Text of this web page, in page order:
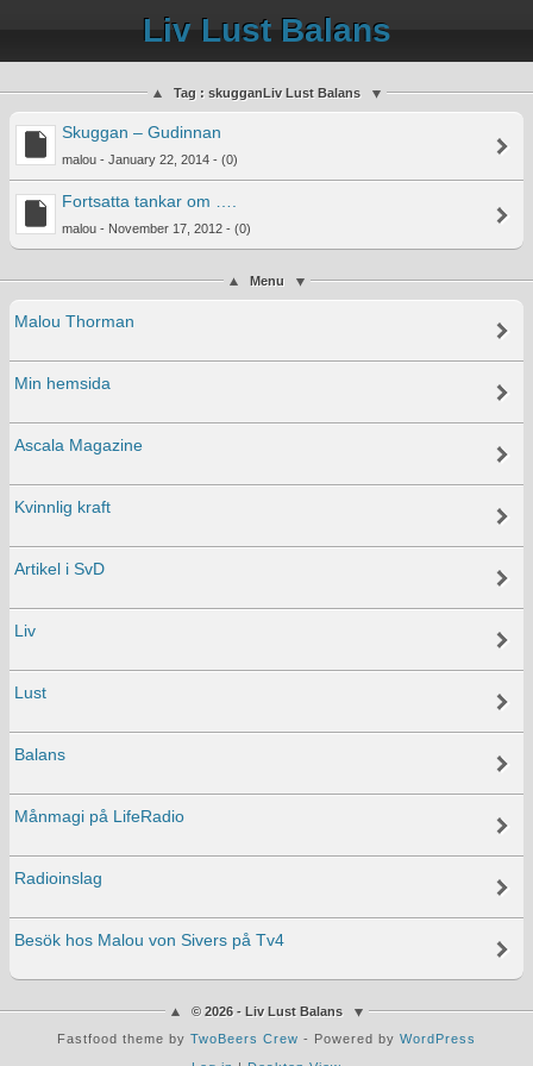
Liv Lust Balans
Tag : skugganLiv Lust Balans
Skuggan – Gudinnan
malou - January 22, 2014 - (0)
Fortsatta tankar om ….
malou - November 17, 2012 - (0)
Menu
Malou Thorman
Min hemsida
Ascala Magazine
Kvinnlig kraft
Artikel i SvD
Liv
Lust
Balans
Månmagi på LifeRadio
Radioinslag
Besök hos Malou von Sivers på Tv4
© 2026 - Liv Lust Balans
Fastfood theme by TwoBeers Crew - Powered by WordPress